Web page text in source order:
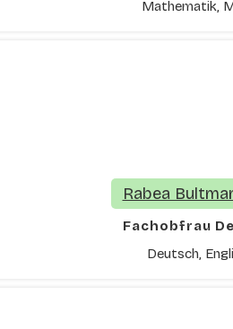
Mathematik,
Rabea
Fachobfrau
Deutsch,